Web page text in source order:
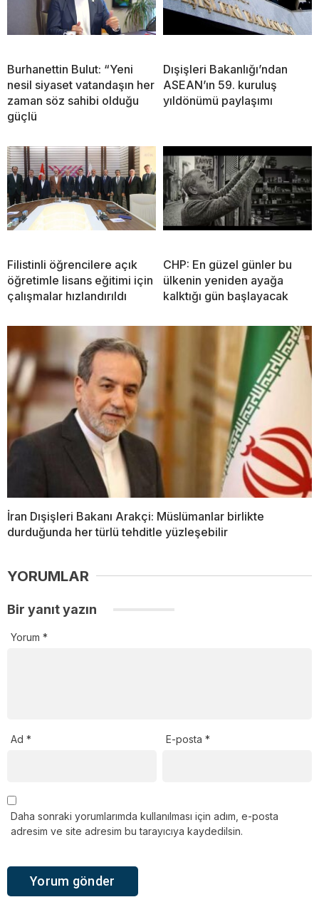
Burhanettin Bulut: “Yeni
nesil siyaset vatandaşın her
zaman söz sahibi olduğu
güçlü
Dışişleri Bakanlığı’ndan
ASEAN’ın 59. kuruluş
yıldönümü paylaşımı
Filistinli öğrencilere açık
öğretimle lisans eğitimi için
çalışmalar hızlandırıldı
CHP: En güzel günler bu
ülkenin yeniden ayağa
kalktığı gün başlayacak
İran Dışişleri Bakanı Arakçi: Müslümanlar birlikte
durduğunda her türlü tehditle yüzleşebilir
YORUMLAR
Bir yanıt yazın
Yorum *
Ad * E-posta*
Daha sonraki yorumlarımda kullanılması için adım, e-posta
adresim ve site adresim bu tarayıcıya kaydedilsin.